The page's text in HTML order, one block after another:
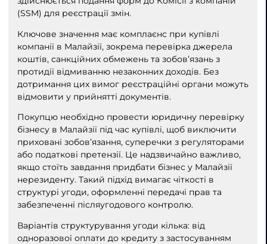
(SSM) для реєстрації змін.
Ключове значення має комплаєнс при купівлі
компанії в Малайзії, зокрема перевірка джерела
коштів, санкційних обмежень та зобов’язань з
протидії відмиванню незаконних доходів. Без
дотримання цих вимог реєстраційні органи можуть
відмовити у прийнятті документів.
Покупцю необхідно провести юридичну перевірку
бізнесу в Малайзії під час купівлі, щоб виключити
приховані зобов’язання, суперечки з регуляторами
або податкові претензії. Це надзвичайно важливо,
якщо стоїть завдання придбати бізнес у Малайзії
нерезиденту. Такий підхід вимагає чіткості в
структурі угоди, оформленні передачі прав та
забезпеченні післяугодового контролю.
Варіантів структурування угоди кілька: від
одноразової оплати до кредиту з застосуванням